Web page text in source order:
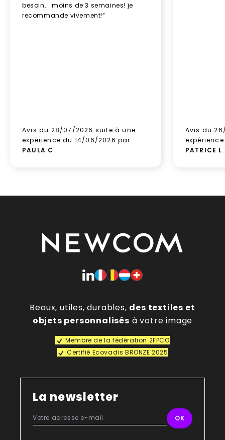
besoin... moins de 3 semaines! je
recommande vivement!”
Avis du 28/07/2026 suite à une
expérience du 14/06/2026 par
PAULA C.
Avis du
PATRICE L.
Beaux, utiles, durables, des textiles et
objets personnalisés à votre image
Membre de la fédération 2FPCO
Certifié Ecovadis BRONZE 2025
La newsletter